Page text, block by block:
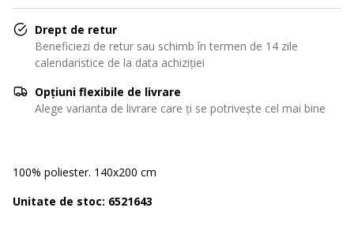
Drept de retur
Beneficiezi de retur sau schimb în termen de 14 zile
calendaristice de la data achiziției
Opțiuni flexibile de livrare
Alege varianta de livrare care ți se potrivește cel mai bine
100% poliester. 140x200 cm
Unitate de stoc: 6521643